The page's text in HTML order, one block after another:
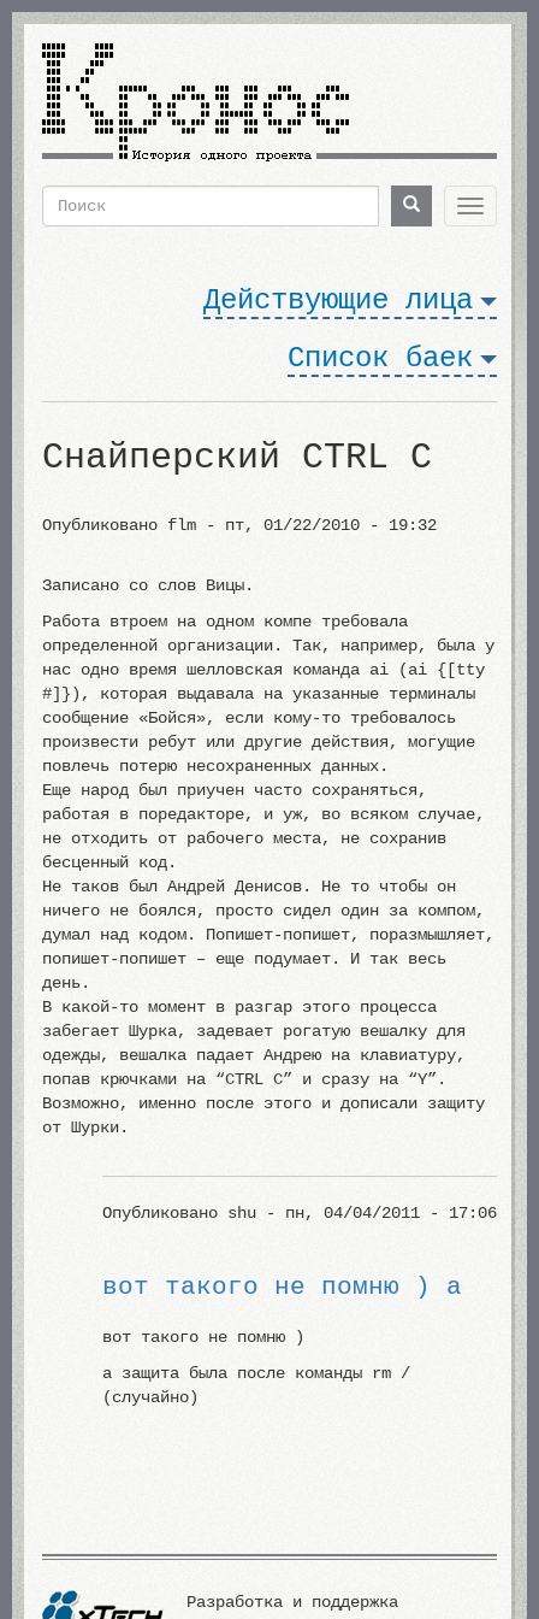
Перейти
основному
содержанию
Поиск Поиск
Toggle
Действующие лица
Список баек
Снайперский CTRL C
Опубликовано flm - пт, 01/22/2010 - 19:32
Записано со слов Вицы.
Работа втроем на одном компе требовала
определенной организации. Так, например, была у
нас одно время шелловская команда ai (ai {[tty
#]}), которая выдавала на указанные терминалы
сообщение «Бойся», если кому-то требовалось
произвести ребут или другие действия, могущие
повлечь потерю несохраненных данных.
Еще народ был приучен часто сохраняться,
работая в поредакторе, и уж, во всяком случае,
не отходить от рабочего места, не сохранив
бесценный код.
Не таков был Андрей Денисов. Не то чтобы он
ничего не боялся, просто сидел один за компом,
думал над кодом. Попишет-попишет, поразмышляет,
попишет-попишет – еще подумает. И так весь
день.
В какой-то момент в разгар этого процесса
забегает Шурка, задевает рогатую вешалку для
одежды, вешалка падает Андрею на клавиатуру,
попав крючками на “CTRL C” и сразу на “Y”.
Возможно, именно после этого и дописали защиту
от Шурки.
Опубликовано shu - пн, 04/04/2011 - 17:06
вот такого не помню ) а
вот такого не помню )
а защита была после команды rm /
(случайно)
Разработка и поддержка